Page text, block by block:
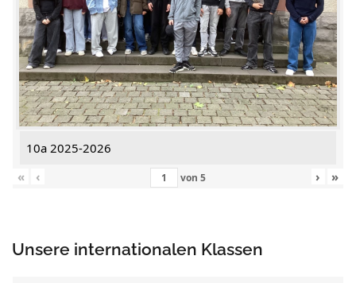
10a 2025-2026
«
‹ von 5 › »
Unsere internationalen Klassen